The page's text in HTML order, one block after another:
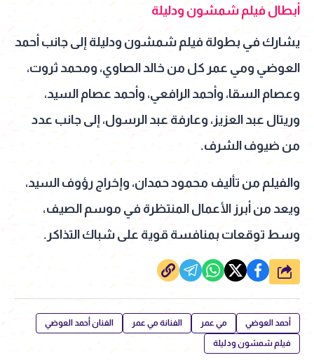
أبطال فيلم شمشون ودليلة
يشارك في بطولة فيلم شمشون ودليلة إلى جانب أحمد
العوضي ومي عمر كل من خالد الصاوي، ومحمد ثروت،
وعصام السقا، وأحمد الرافعي، وأحمد عصام السيد،
وريتال عبد العزيز، وعارفة عبد الرسول، إلى جانب عدد
من ضيوف الشرف.
والفيلم من تأليف محمود حمدان، وإخراج رؤوف السيد،
ويعد من أبرز الأعمال المنتظرة في موسم الصيف،
وسط توقعات بمنافسة قوية على شباك التذاكر.
شارك
أحمد العوضي مي عمر الفنانة مي عمر الفنان أحمد العوضي
فيلم شمشون ودليلة